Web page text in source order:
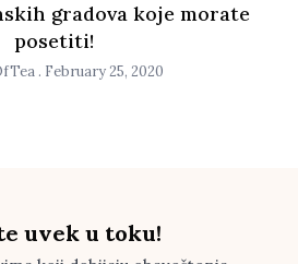
gradova koje morate
posetiti!
February 25, 2020
uvek u toku!